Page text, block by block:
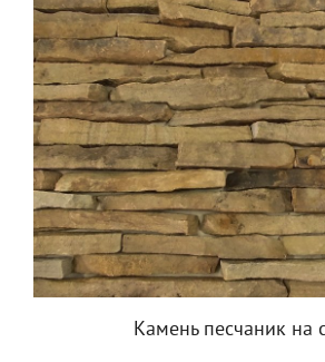
Камень песчаник на